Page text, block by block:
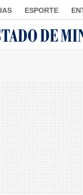
ESPORTE